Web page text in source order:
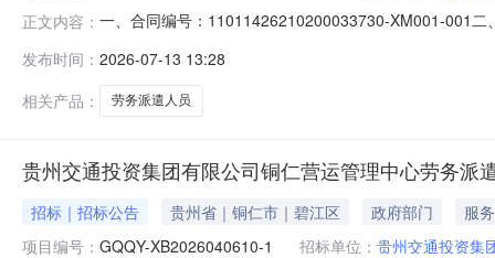
正文内容： 一、合同编号：11011426210200033730-XM001-001
北京诚鑫恒信劳务服务有限公司地址：详见合同附件联
发布时间： 2026-07-13 13:28
相关产品：
劳务派遣人员
贵州交通投资集团有限公司铜仁营运管理中心劳务派
招标｜招标公告 贵州省｜铜仁市｜碧江区 政府部门
服务
项目编号： GQQY-XB2026040610-1 招标单位： 贵州交通投资集